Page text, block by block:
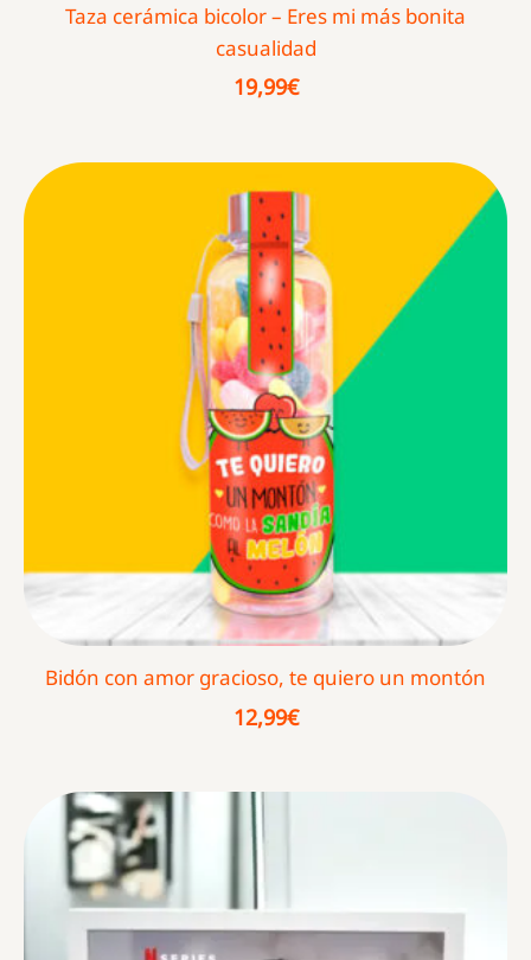
Taza cerámica bicolor – Eres mi más bonita
casualidad
19,99€
Bidón con amor gracioso, te quiero un montón
12,99€